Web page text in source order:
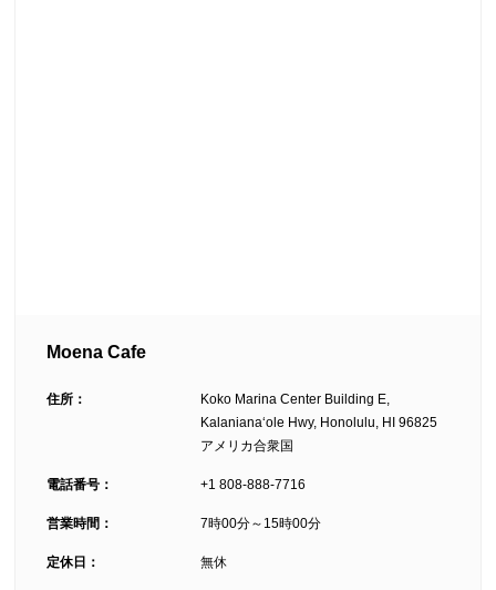
Moena Cafe
住所：
Koko Marina Center Building E,
Kalanianaʻole Hwy, Honolulu, HI 96825
アメリカ合衆国
電話番号： +1 808-888-7716
営業時間： 7時00分～15時00分
定休日： 無休